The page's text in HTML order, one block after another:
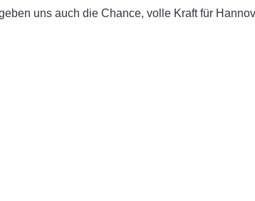
uns auch die Chance, volle Kraft für